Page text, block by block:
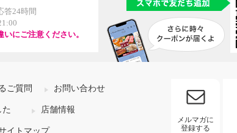
答24時間
にご注意ください。
ご質問 お問い合わせ
店舗情報
イトマップ
メルマガに
登録する